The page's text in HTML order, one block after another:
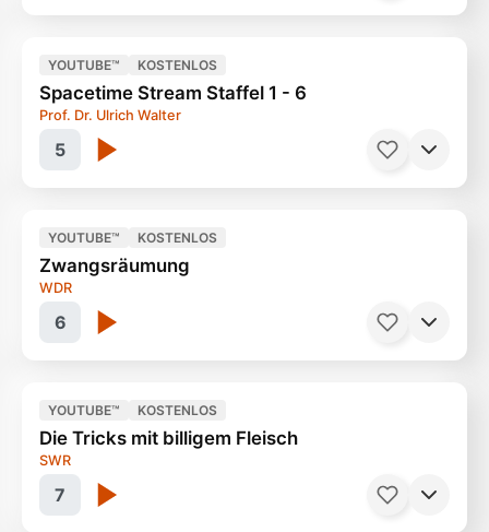
Kriminelle Banden in Deutschland
5
YOUTUBE™ KOSTENLOS
Spacetime Stream Staffel 1 - 6
Prof. Dr. Ulrich Walter
Serien, Doku 50 Minuten
6
YOUTUBE™ KOSTENLOS
Zwangsräumung
WDR
Familie kämpft um ihr Haus
7
YOUTUBE™ KOSTENLOS
Die Tricks mit billigem Fleisch
SWR